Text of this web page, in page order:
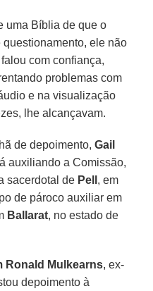
uma Bíblia de que o
ele não
com confiança,
problemas com
e na visualização
lhe alcançavam.
de depoimento,Gail
auxiliando a Comissão,
sacerdotal de Pell , em
de pároco auxiliar em
Ballarat, no estado de
Ronald Mulkearns, ex-
depoimento à